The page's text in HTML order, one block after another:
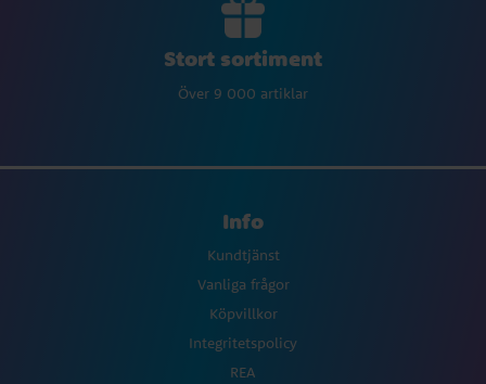
Stort sortiment
Över 9 000 artiklar
Info
Kundtjänst
Vanliga frågor
Köpvillkor
Integritetspolicy
REA